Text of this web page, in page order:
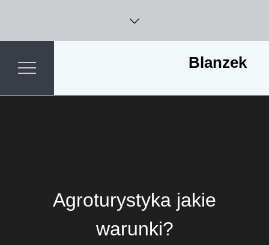
content
Blanzek
Agroturystyka jakie
warunki?